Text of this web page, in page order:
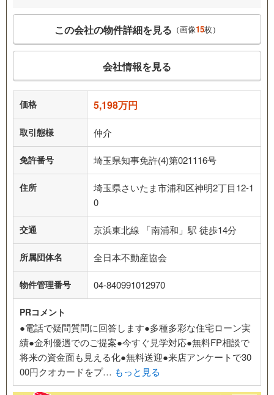
この会社の物件詳細を見る （画像15枚）
会社情報を見る
価格 5,198万円
取引態様 仲介
免許番号 埼玉県知事免許(4)第021116号
住所
埼玉県さいたま市浦和区神明2丁目12-1
0
交通 京浜東北線 「南浦和」駅 徒歩14分
所属団体名 全日本不動産協会
物件管理番号 04-840991012970
PRコメント
●電話で疑問質問に回答します●多種多彩な住宅ローン実
績●金利優遇でのご提案●今すぐ見学対応●無料FP相談で
将来の資金面も見える化●無料送迎●来店アンケートで30
00円クオカードをプ… もっと見る